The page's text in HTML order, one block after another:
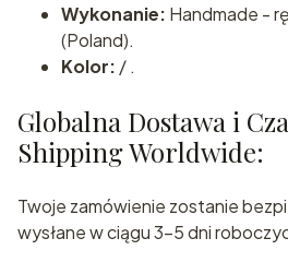
Wykonanie: Handmade -
(Poland).
Kolor: / .
Globalna Dostawa i
Shipping Worldwide:
Twoje zamówienie zostanie
wysłane w ciągu 3-5 dni